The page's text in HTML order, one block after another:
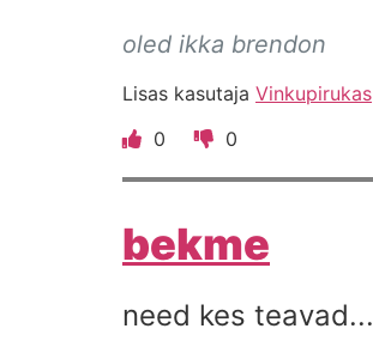
oled ikka brendon
Lisas kasutaja Vinkupirukas
0
0
bekme
need kes teavad...